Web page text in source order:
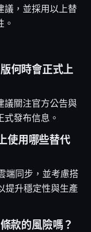
議，並採用以上替
何時會正式上
議關注官方公告與
發布信息。
使用哪些替代
端同步，並考慮搭
提升穩定性與生產
款的風險嗎？